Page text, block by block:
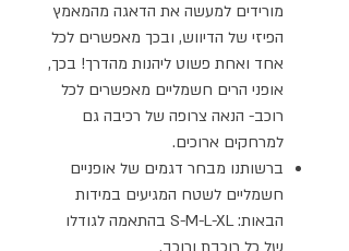
מורידים למעשה את הדאגה מהמאמץ
הפיזי של הדיווש, ובכך מאפשרים לכל
אחד ואחת פשוט ליהנות מהדרך! בכך,
אופני הרים חשמליים מאפשרים לכל
רוכב- הנאה צרופה של רכיבה גם
למרחקים ארוכים.
ברשותנו מבחר דגמים של אופניים
חשמליים לשטח המגיעים במידות
הבאות: S-M-L-XL בהתאמה לגודלו